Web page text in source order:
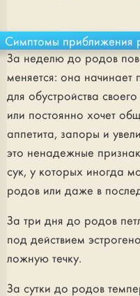
Симптомы приближения
За неделю до родов
меняется: она начинает
для обустройства
или постоянно хочет
аппетита, запоры и
это ненадежные
сук, у которых иногда
родов или даже в
За три дня до родов
под действием
ложную течку.
За сутки до родов